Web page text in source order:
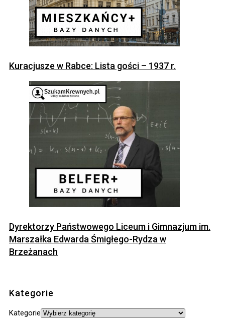
Kuracjusze w Rabce: Lista gości – 1937 r.
Dyrektorzy Państwowego Liceum i Gimnazjum im.
Marszałka Edwarda Śmigłego-Rydza w
Brzeżanach
Kategorie
Kategorie